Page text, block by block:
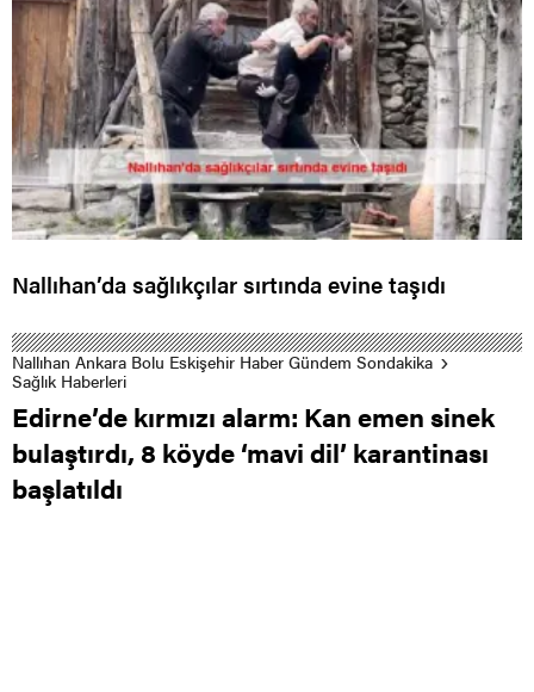
Nallıhan’da sağlıkçılar sırtında evine taşıdı
Nallıhan Ankara Bolu Eskişehir Haber Gündem Sondakika
Sağlık Haberleri
Edirne’de kırmızı alarm: Kan emen sinek
bulaştırdı, 8 köyde ‘mavi dil’ karantinası
başlatıldı